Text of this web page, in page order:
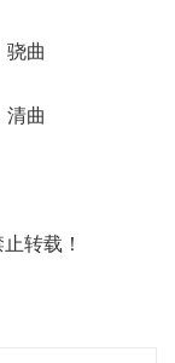
骁曲
清曲
转载！